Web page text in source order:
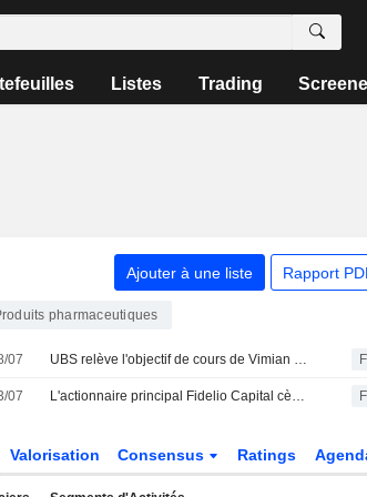
Listes Trading
Ajouter à une liste Rapport
pharmaceutiques
07 UBS relève l'objectif de cours de Vimian à 35 couronnes (31), maintient sa recommandation Neutre
07 L'actionnaire principal Fidelio Capital cède des actions Vimian pour 2,8 millions de couronnes
Valorisation Consensus Ratings